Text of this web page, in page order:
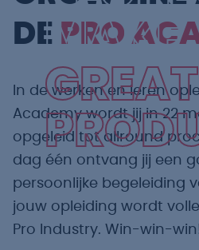
MAKE
GREAT
DE PRO
In de werken en leren
Academy wordt jij in 22
opgeleid tot allround
dag één ontvang jij een
persoonlijke begeleiding
jouw opleiding wordt
Pro Industry. Win-win-